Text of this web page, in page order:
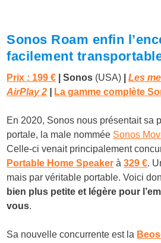
Sonos Roam enfin
facilement
Prix : 199 € | Sonos (USA) |Les
AirPlay 2
La gamme complète
En 2020, Sonos nous présentait sa
portale, la male nommée Sonos
Celle-ci venait principalement
Portable Home Speaker à329 €.
mais par véritable portable. Voici
bien plus petite et légère pour
vous.
Sa nouvelle concurrente est la